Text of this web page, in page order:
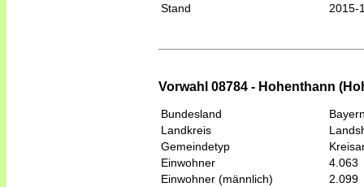
Stand
2015-
Vorwahl 08784 - Hohenthann
Bundesland
Landkreis
Gemeindetyp
Einwohner
4.063
Einwohner (männlich)
2.099